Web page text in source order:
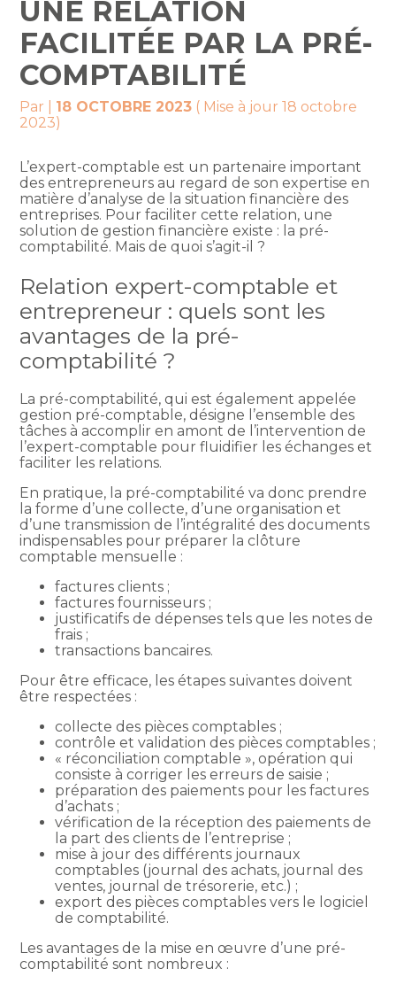
UNE RELATION
FACILITÉE PAR LA PRÉ-
COMPTABILITÉ
Par 18 OCTOBRE 2023 ( Mise à jour 18 octobre
2023)
L’expert-comptable est un partenaire important
des entrepreneurs au regard de son expertise en
matière d’analyse de la situation financière des
entreprises. Pour faciliter cette relation, une
solution de gestion financière existe : la pré-
comptabilité. Mais de quoi s’agit-il ?
Relation expert-comptable et
entrepreneur : quels sont les
avantages de la pré-
comptabilité ?
La pré-comptabilité, qui est également appelée
gestion pré-comptable, désigne l’ensemble des
tâches à accomplir en amont de l’intervention de
l’expert-comptable pour fluidifier les échanges et
faciliter les relations.
En pratique, la pré-comptabilité va donc prendre
la forme d’une collecte, d’une organisation et
d’une transmission de l’intégralité des documents
indispensables pour préparer la clôture
comptable mensuelle :
factures clients ;
factures fournisseurs ;
justificatifs de dépenses tels que les notes de
frais ;
transactions bancaires.
Pour être efficace, les étapes suivantes doivent
être respectées :
collecte des pièces comptables ;
contrôle et validation des pièces comptables ;
« réconciliation comptable », opération qui
consiste à corriger les erreurs de saisie ;
préparation des paiements pour les factures
d’achats ;
vérification de la réception des paiements de
la part des clients de l’entreprise ;
mise à jour des différents journaux
comptables (journal des achats, journal des
ventes, journal de trésorerie, etc.) ;
export des pièces comptables vers le logiciel
de comptabilité.
Les avantages de la mise en œuvre d’une pré-
comptabilité sont nombreux :